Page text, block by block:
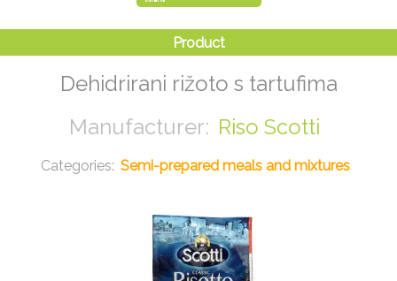
Dehidrirani rižoto s tartufima
Riso Scotti
Semi-prepared meals and mixtures